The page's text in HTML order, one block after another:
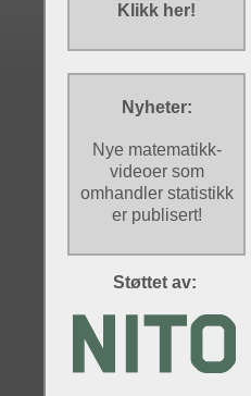
Klikk her!
Nyheter:
Nye matematikk-
videoer som
omhandler statistikk
er publisert!
Støttet av: